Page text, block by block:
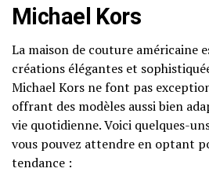
Michael Kors
La maison de couture américaine
créations élégantes et
Michael Kors ne font pas
offrant des modèles aussi bien
vie quotidienne. Voici quelques-
vous pouvez attendre en optant
tendance :